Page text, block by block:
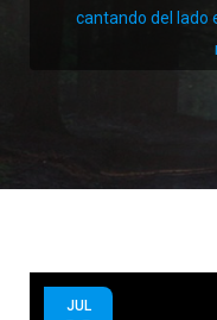
cantando del lado
JUL